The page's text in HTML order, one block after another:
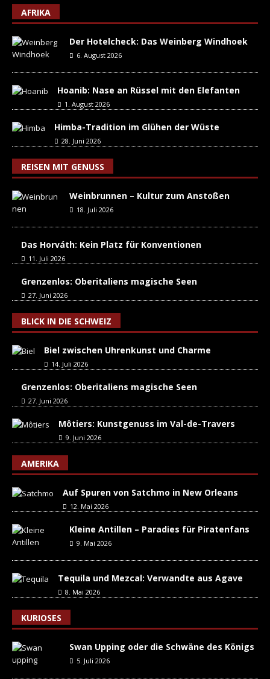
AFRIKA
Der Hotelcheck: Das Weinberg Windhoek
6. August 2026
Hoanib: Nase an Rüssel mit den Elefanten
1. August 2026
Himba-Tradition im Glühen der Wüste
28. Juni 2026
REISEN MIT GENUSS
Weinbrunnen – Kultur zum Anstoßen
18. Juli 2026
Das Horváth: Kein Platz für Konventionen
11. Juli 2026
Grenzenlos: Oberitaliens magische Seen
27. Juni 2026
BLICK IN DIE SCHWEIZ
Biel zwischen Uhrenkunst und Charme
14. Juli 2026
Grenzenlos: Oberitaliens magische Seen
27. Juni 2026
Môtiers: Kunstgenuss im Val-de-Travers
9. Juni 2026
AMERIKA
Auf Spuren von Satchmo in New Orleans
12. Mai 2026
Kleine Antillen – Paradies für Piratenfans
9. Mai 2026
Tequila und Mezcal: Verwandte aus Agave
8. Mai 2026
KURIOSES
Swan Upping oder die Schwäne des Königs
5. Juli 2026